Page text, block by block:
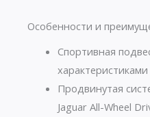
Особенности и
Спортивная
характеристиками
Продвинутая
Jaguar All-Wheel